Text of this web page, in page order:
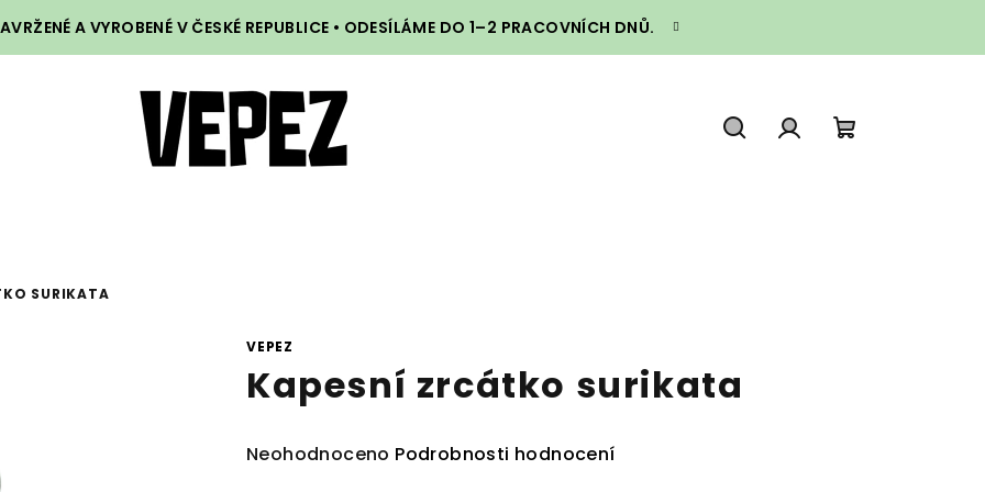
A VYROBENÉ V ČESKÉ REPUBLICE • ODESÍLÁME DO 1–2 PRACOVNÍCH DNŮ.
SURIKATA
VEPEZ
Kapesní zrcátko surikata
Průměrné
Neohodnoceno Podrobnosti hodnocení